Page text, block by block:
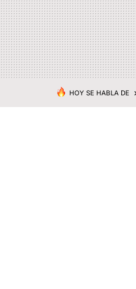
HOY SE HABLA DE